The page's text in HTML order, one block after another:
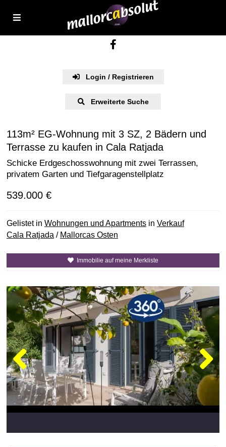
Login / Registrieren
Erweiterte Suche
113m² EG-Wohnung mit 3 SZ, 2 Bädern und
Terrasse zu kaufen in Cala Ratjada
Schicke Erdgeschosswohnung mit zwei Terrassen,
privatem Garten und Tiefgaragenstellplatz
539.000 €
Gelistet in Wohnungen und Apartments in Verkauf
Cala Ratjada / Mallorcas Osten
Immobilie auf meine Merkliste